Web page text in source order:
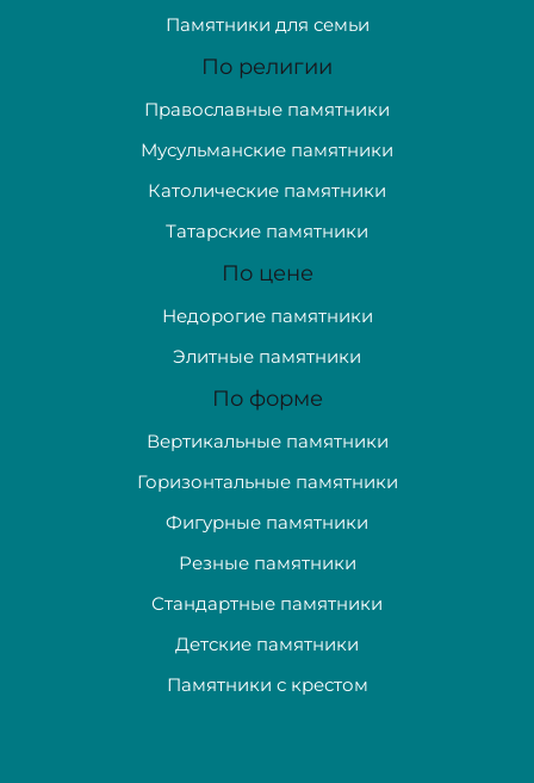
Памятники для семьи
По религии
Православные памятники
Мусульманские памятники
Католические памятники
Татарские памятники
По цене
Недорогие памятники
Элитные памятники
По форме
Вертикальные памятники
Горизонтальные памятники
Фигурные памятники
Резные памятники
Стандартные памятники
Детские памятники
Памятники с крестом